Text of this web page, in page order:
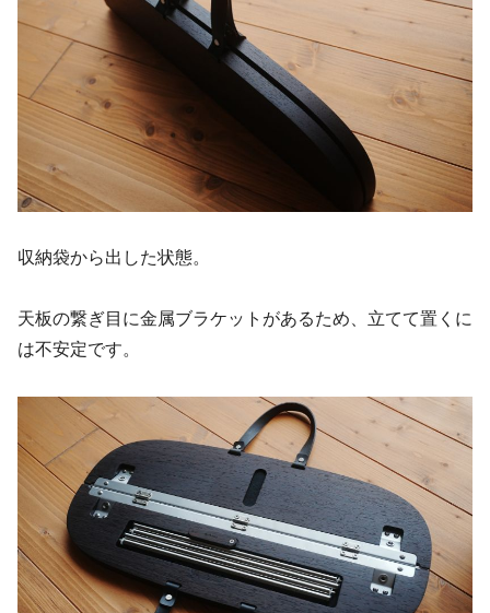
収納袋から出した状態。
天板の繋ぎ目に金属ブラケットがあるため、立てて置くに
は不安定です。